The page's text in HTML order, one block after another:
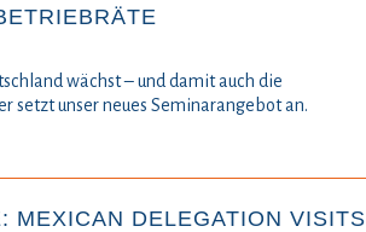
wächst – und damit auch die
setzt unser neues Seminarangebot an.
MEXICAN DELEGATION VISITS